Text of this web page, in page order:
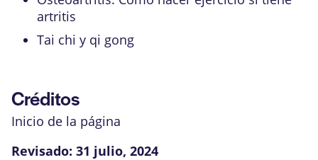
artritis
Tai chi y qi gong
Créditos
Inicio de la página
Revisado: 31 julio, 2024